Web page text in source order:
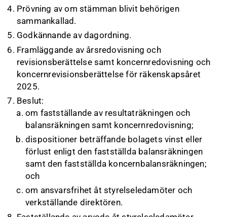
Prövning av om stämman blivit behörigen
sammankallad.
Godkännande av dagordning.
Framläggande av årsredovisning och
revisionsberättelse samt koncernredovisning och
koncernrevisionsberättelse för räkenskapsåret
2025.
Beslut:
om fastställande av resultaträkningen och
balansräkningen samt koncernredovisning;
dispositioner beträffande bolagets vinst eller
förlust enligt den fastställda balansräkningen
samt den fastställda koncernbalansräkningen;
och
om ansvarsfrihet åt styrelseledamöter och
verkställande direktören.